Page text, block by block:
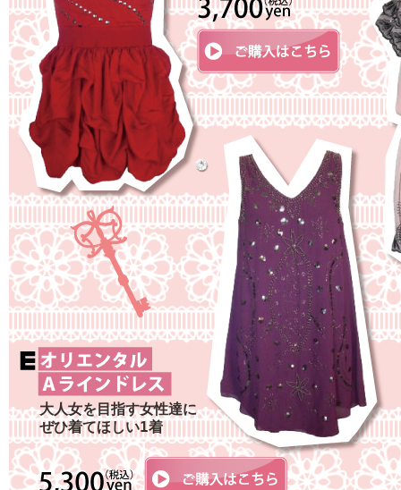
大人女を目指す女性達に
ぜひ着てほしい1着